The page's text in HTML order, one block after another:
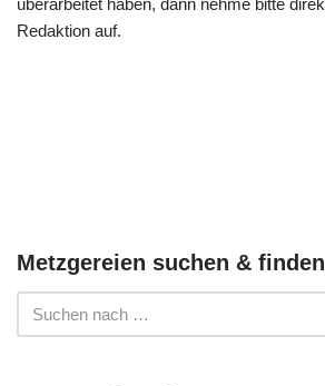
überarbeitet haben, dann nehme bitte
Redaktion auf.
Metzgereien suchen & finden